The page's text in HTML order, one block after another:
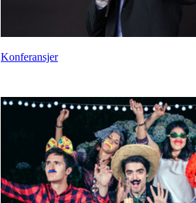
Konferansjer